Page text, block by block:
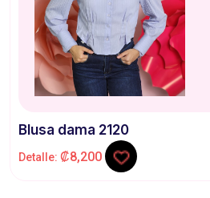
Blusa dama 2120
Detalle: ₡8,200